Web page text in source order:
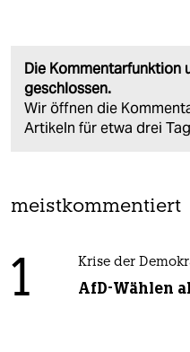
Die Kommentarfunktion
geschlossen.
Wir öffnen die
Artikeln für etwa drei
meistkommentiert
1 Krise der
AfD-Wählen